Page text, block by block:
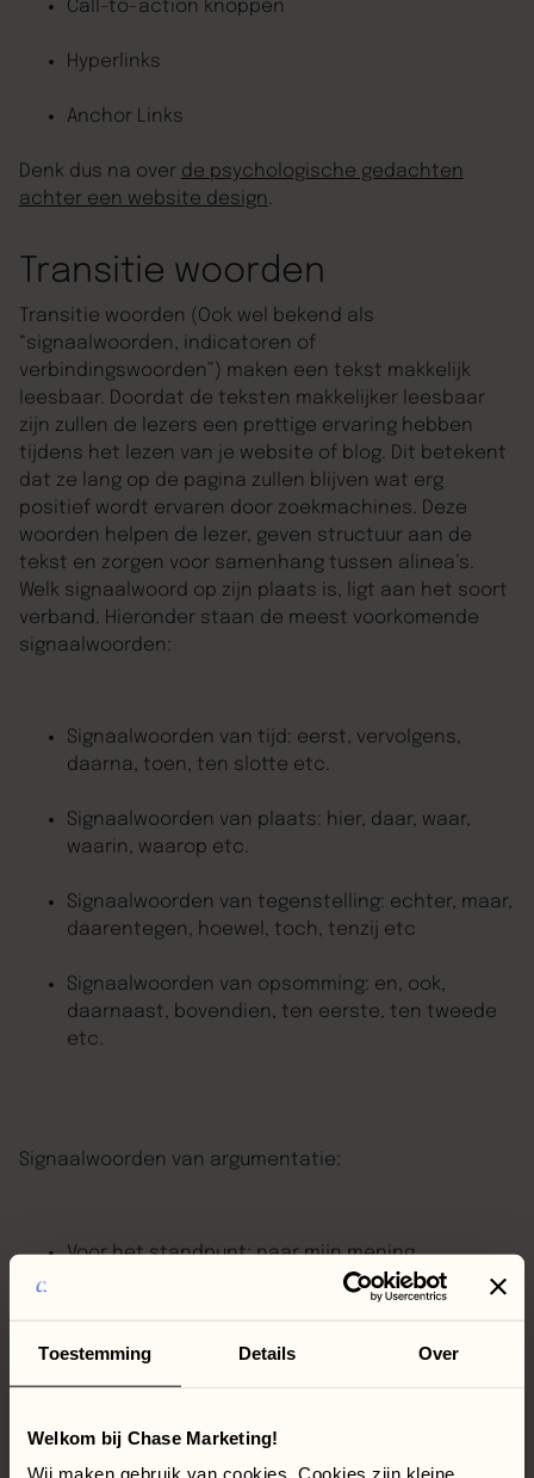
Toestemming Details Over
Welkom bij Chase Marketing!
Wij maken gebruik van cookies. Cookies zijn kleine
Call-to-action knoppen
Hyperlinks
Anchor Links
Denk dus na over de psychologische gedachten
achter een website design.
Transitie woorden
Transitie woorden (Ook wel bekend als
“signaalwoorden, indicatoren of
verbindingswoorden”) maken een tekst makkelijk
leesbaar. Doordat de teksten makkelijker leesbaar
zijn zullen de lezers een prettige ervaring hebben
tijdens het lezen van je website of blog. Dit betekent
dat ze lang op de pagina zullen blijven wat erg
positief wordt ervaren door zoekmachines. Deze
woorden helpen de lezer, geven structuur aan de
tekst en zorgen voor samenhang tussen alinea’s.
Welk signaalwoord op zijn plaats is, ligt aan het soort
verband. Hieronder staan de meest voorkomende
signaalwoorden:
Signaalwoorden van tijd: eerst, vervolgens,
daarna, toen, ten slotte etc.
Signaalwoorden van plaats: hier, daar, waar,
waarin, waarop etc.
Signaalwoorden van tegenstelling: echter, maar,
daarentegen, hoewel, toch, tenzij etc
Signaalwoorden van opsomming: en, ook,
daarnaast, bovendien, ten eerste, ten tweede
etc.
Signaalwoorden van argumentatie:
Voor het standpunt: naar mijn mening,
argumenten: ten eerste…, overigens, nog
afgezien van, trouwens
Voor argumenten die horen bij andere
argumenten: daarbij komt, vooral ook, omdat